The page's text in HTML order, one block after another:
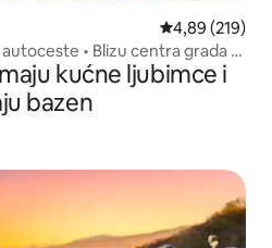
Prosječna
4,89 (219)
• Blizu centra grada •
kućne ljubimce i
bazen